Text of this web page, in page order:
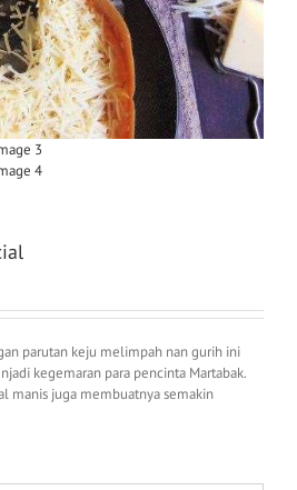
parutan keju melimpah nan gurih ini
kegemaran para pencinta Martabak.
manis juga membuatnya semakin